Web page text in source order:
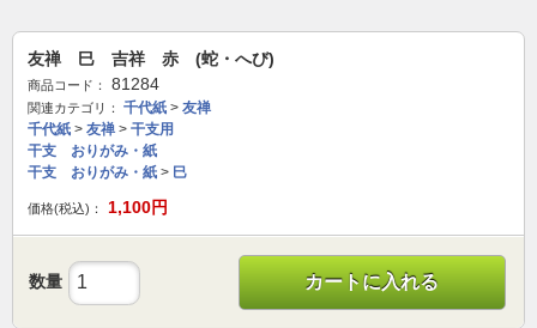
友禅 巳 吉祥 赤 (蛇・へび)
商品コード： 81284
関連カテゴリ： 千代紙 > 友禅
千代紙 > 友禅 > 干支用
干支 おりがみ・紙
干支 おりがみ・紙 > 巳
価格(税込)： 1,100円
数量 カートに入れる